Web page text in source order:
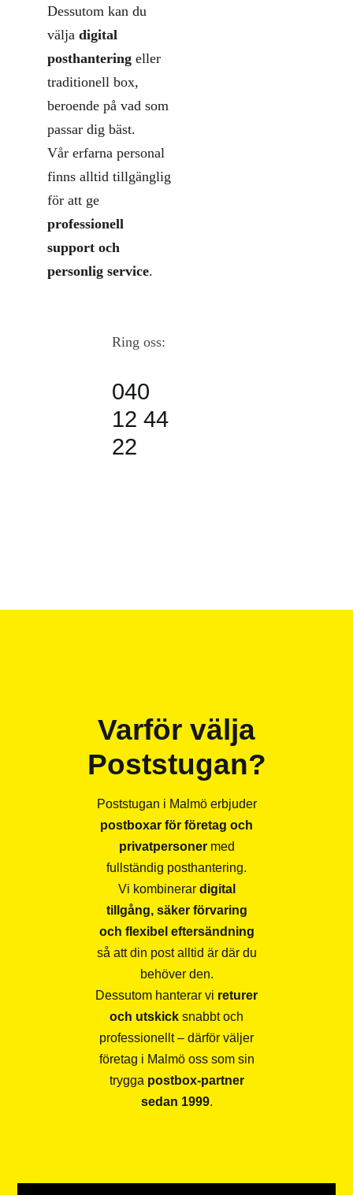
Dessutom kan du
välja digital
posthantering eller
traditionell box,
beroende på vad som
passar dig bäst.
Vår erfarna personal
finns alltid tillgänglig
för att ge
professionell
support och
personlig service.
Ring oss:
040
12 44
22
Varför välja
Poststugan?
Poststugan i Malmö erbjuder
postboxar för företag och
privatpersonermed
fullständig posthantering.
Vi kombinerar digital
tillgång, säker förvaring
och flexibel eftersändning
så att din post alltid är där du
behöver den.
Dessutom hanterar vi returer
och utskick snabbt och
professionellt – därför väljer
företag i Malmö oss som sin
trygga postbox-partner
sedan 1999.